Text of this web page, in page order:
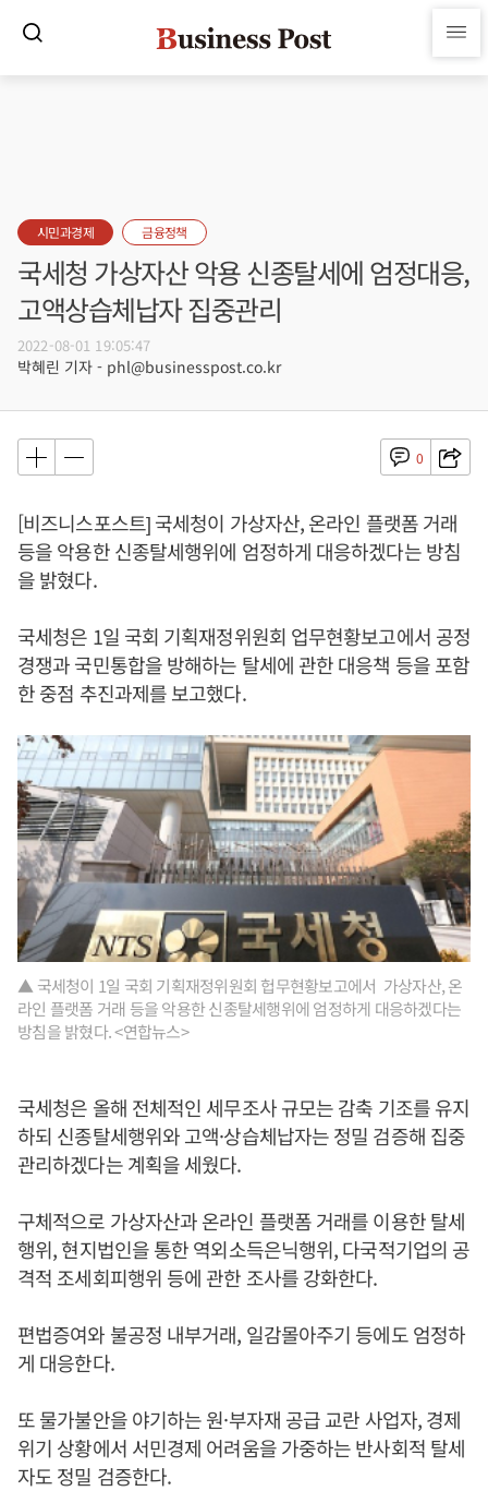
시민과경제 금융정책
국세청 가상자산 악용 신종탈세에 엄정대응,
고액상습체납자 집중관리
2022-08-01 19:05:47
박혜린 기자 - phl@businesspost.co.kr
0
[비즈니스포스트] 국세청이 가상자산, 온라인 플랫폼 거래
등을 악용한 신종탈세행위에 엄정하게 대응하겠다는 방침
을 밝혔다.
국세청은 1일 국회 기획재정위원회 업무현황보고에서 공정
경쟁과 국민통합을 방해하는 탈세에 관한 대응책 등을 포함
한 중점 추진과제를 보고했다.
▲ 국세청이 1일 국회 기획재정위원회 헙무현황보고에서 가상자산, 온
라인 플랫폼 거래 등을 악용한 신종탈세행위에 엄정하게 대응하겠다는
방침을 밝혔다. <연합뉴스>
국세청은 올해 전체적인 세무조사 규모는 감축 기조를 유지
하되 신종탈세행위와 고액·상습체납자는 정밀 검증해 집중
관리하겠다는 계획을 세웠다.
구체적으로 가상자산과 온라인 플랫폼 거래를 이용한 탈세
행위, 현지법인을 통한 역외소득은닉행위, 다국적기업의 공
격적 조세회피행위 등에 관한 조사를 강화한다.
편법증여와 불공정 내부거래, 일감몰아주기 등에도 엄정하
게 대응한다.
또 물가불안을 야기하는 원·부자재 공급 교란 사업자, 경제
위기 상황에서 서민경제 어려움을 가중하는 반사회적 탈세
자도 정밀 검증한다.